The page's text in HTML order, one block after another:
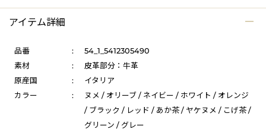
アイテム詳細
品番 :
54_1_5412305490
素材
:
皮革部分：牛革
原産国
:
イタリア
カラー
:
ヌメ / オリーブ / ネイビー / ホワイト / オレンジ
/ ブラック / レッド / あか茶 / ヤケヌメ / こげ茶 /
グリーン / グレー